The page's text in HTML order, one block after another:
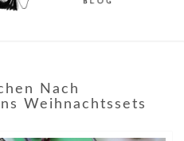
Nach
Weihnachtssets